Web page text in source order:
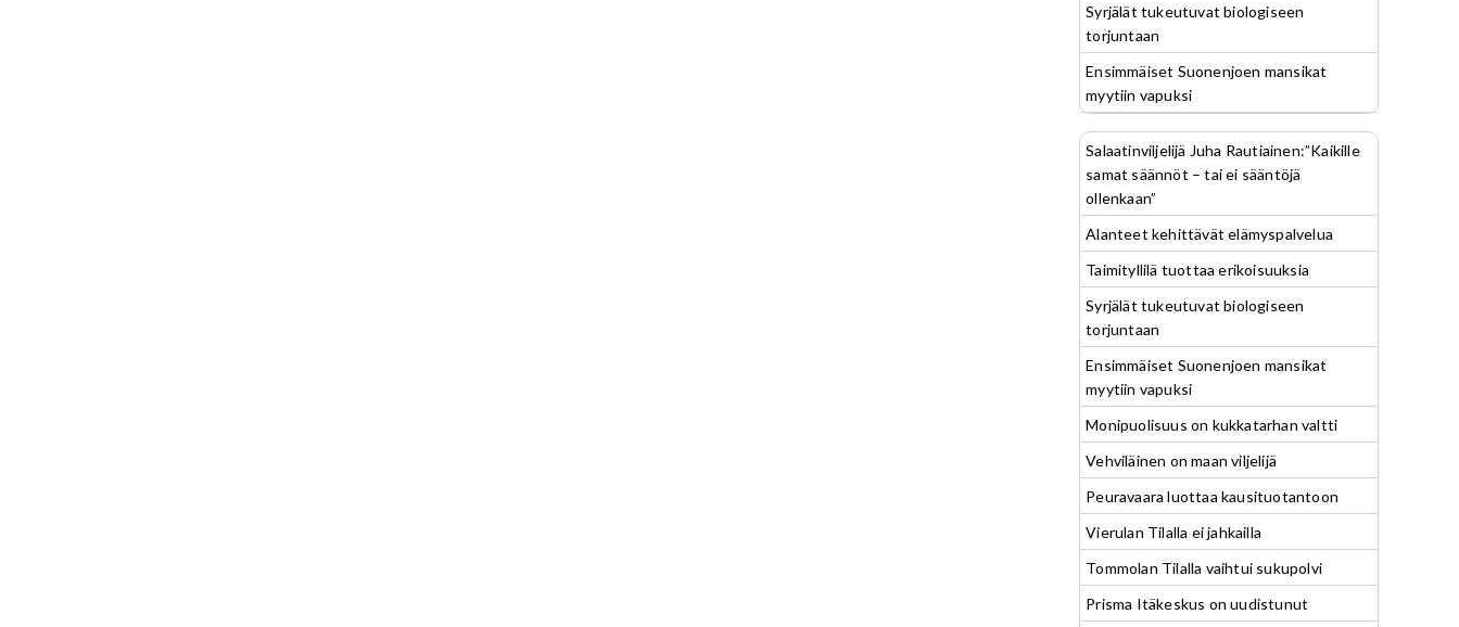
Syrjälät tukeutuvat biologiseen
torjuntaan
Ensimmäiset Suonenjoen mansikat
myytiin vapuksi
Salaatinviljelijä Juha Rautiainen:”Kaikille
samat säännöt – tai ei sääntöjä
ollenkaan”
Alanteet kehittävät elämyspalvelua
Taimityllilä tuottaa erikoisuuksia
Syrjälät tukeutuvat biologiseen
torjuntaan
Ensimmäiset Suonenjoen mansikat
myytiin vapuksi
Monipuolisuus on kukkatarhan valtti
Vehviläinen on maan viljelijä
Peuravaara luottaa kausituotantoon
Vierulan Tilalla ei jahkailla
Tommolan Tilalla vaihtui sukupolvi
Prisma Itäkeskus on uudistunut